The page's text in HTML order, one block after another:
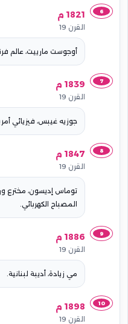
6 1821 م
القرن 19
أوجوست مارييت، عالم
7 1839 م
القرن 19
جوزيه غيبس، فيزيائي
8 1847 م
القرن 19
توماس إديسون، مخترع
المصباح الكهربائي.
9 1886 م
القرن 19
مي زيادة، أديبة لبنانية.
10 1898 م
القرن 19